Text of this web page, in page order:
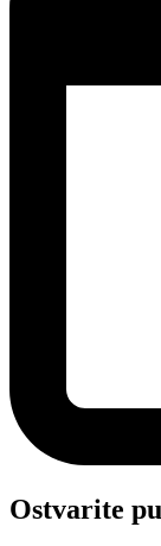
Ostvarite